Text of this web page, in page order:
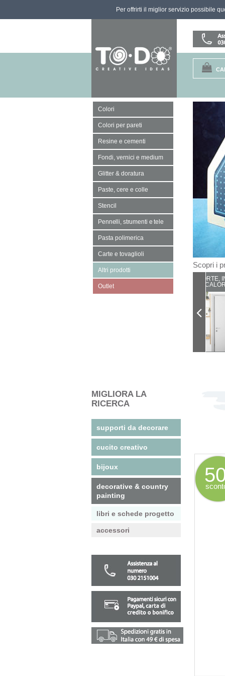
Per offrirti il miglior servizio possibile
Colori
Colori per pareti
Resine e cementi
Fondi, vernici e medium
Glitter & doratura
Paste, cere e colle
Stencil
Pennelli, strumenti e tele
Pasta polimerica
Carte e tovaglioli
Altri prodotti
Outlet
Scopri i
PORTE,
MIGLIORA LA
RICERCA
supporti da decorare
cucito creativo
bijoux
decorative & country
painting
libri e schede progetto
accessori